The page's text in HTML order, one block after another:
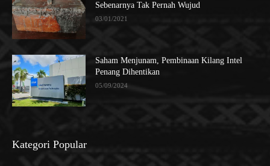
Sebenarnya Tak Pernah Wujud
03/01/2021
Saham Menjunam, Pembinaan Kilang Intel
Penang Dihentikan
05/09/2024
Kategori Popular